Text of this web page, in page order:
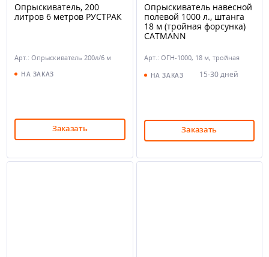
Опрыскиватель, 200
литров 6 метров РУСТРАК
Арт.: Опрыскиватель 200л/6 м
НА ЗАКАЗ
Заказать
Опрыскиватель навесной
полевой 1000 л., штанга
18 м (тройная форсунка)
CATMANN
Арт.: ОГН-1000, 18 м, тройная
НА ЗАКАЗ 15-30 дней
Заказать